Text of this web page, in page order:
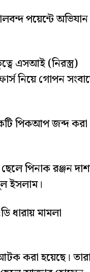
পয়েন্টে অভিযান
এসআই (নিরস্ত্র)
নিয়ে গোপন
পিকআপ জব্দ করা
পিনাক রঞ্জন দাশ
ইসলাম।
ধারায় মামলা
করা হয়েছে। তারা